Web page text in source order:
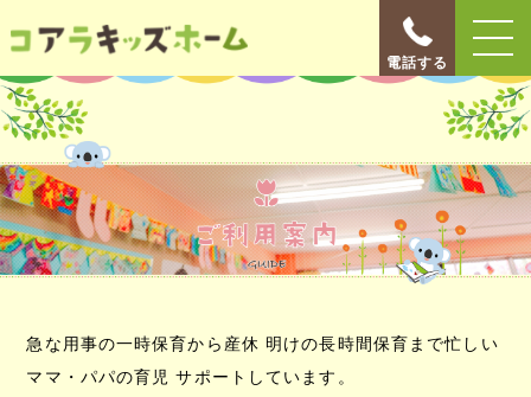
電話する
急な用事の一時保育から産休 明けの長時間保育まで忙しい
ママ・パパの育児 サポートしています。